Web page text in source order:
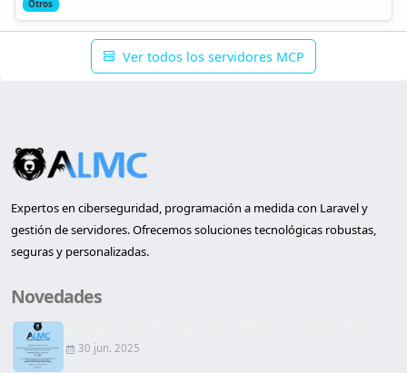
Otros
Ver todos los servidores MCP
Expertos en ciberseguridad, programación a medida con Laravel y
gestión de servidores. Ofrecemos soluciones tecnológicas robustas,
seguras y personalizadas.
Novedades
30 jun. 2025